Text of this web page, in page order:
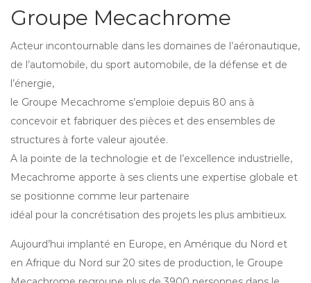
Groupe Mecachrome
Acteur incontournable dans les domaines de l’aéronautique,
de l’automobile, du sport automobile, de la défense et de
l’énergie,
le Groupe Mecachrome s’emploie depuis 80 ans à
concevoir et fabriquer des pièces et des ensembles de
structures à forte valeur ajoutée.
A la pointe de la technologie et de l’excellence industrielle,
Mecachrome apporte à ses clients une expertise globale et
se positionne comme leur partenaire
idéal pour la concrétisation des projets les plus ambitieux.
Aujourd’hui implanté en Europe, en Amérique du Nord et
en Afrique du Nord sur 20 sites de production, le Groupe